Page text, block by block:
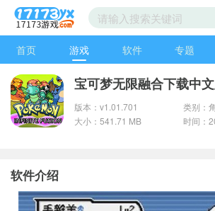
首页 游戏 软件 专题
宝可梦无限融合下载中
版本：v1.01.701
类别：
大小：541.71 MB
时间：
软件介绍